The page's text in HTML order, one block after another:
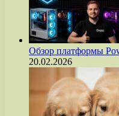
Обзор платформы
20.02.2026